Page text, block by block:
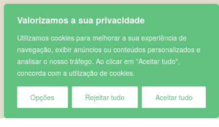
Valorizamos a sua privacidade
Utilizamos cookies para melhorar a sua experiência de
navegação, exibir anúncios ou conteúdos personalizados e
analisar o nosso tráfego. Ao clicar em "Aceitar tudo",
concorda com a utilização de cookies.
Opções Rejeitar tudo Aceitar tudo